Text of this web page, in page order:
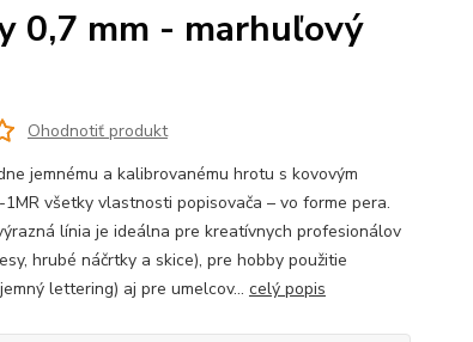
0,7 mm - marhuľový
Ohodnotiť produkt
jemnému a kalibrovanému hrotu s kovovým
1MR všetky vlastnosti popisovača – vo forme pera.
línia je ideálna pre kreatívnych profesionálov
hrubé náčrtky a skice), pre hobby použitie
lettering) aj pre umelcov... celý popis